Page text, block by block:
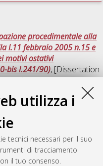
utilizza i
tecnici necessari per il suo
di tracciamento
il tuo consenso.
procedimentale alla
l.11 febbraio 2005 n.15 e
motivi ostativi
bis l.241/90), [Dissertation
di Bologna.
e tutela
per la gestione dei servizi
Alma Mater Studiorum
ricerca inDiritto pubblico
500.